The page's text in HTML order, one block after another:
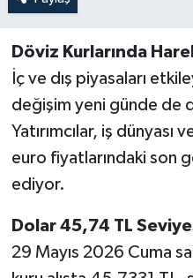
Döviz Kurlarında
İç ve dış piyasaları
değişim yeni günde de
Yatırımcılar, iş
euro fiyatlarındaki son
ediyor.
Dolar 45,74 TL
29 Mayıs 2026 Cuma